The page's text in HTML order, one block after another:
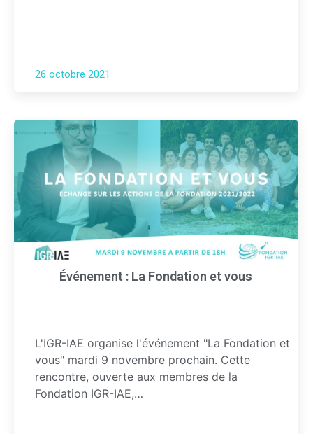
26 octobre 2021
Événement : La Fondation et vous
L'IGR-IAE organise l'événement "La Fondation et
vous" mardi 9 novembre prochain. Cette
rencontre, ouverte aux membres de la
Fondation IGR-IAE,…